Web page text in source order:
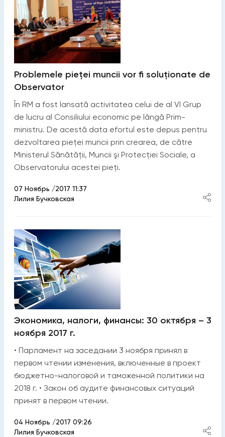
Problemele pieţei muncii vor fi soluţionate de
Observator
În RM a fost lansată activitatea celui de al VI Grup
de lucru al Consiliului economic pe lângă Prim-
ministru. De acestă data efortul este depus pentru
dezvoltarea pieţei muncii prin crearea, de către
Ministerul Sănătăţii, Muncii şi Protecţiei Sociale, a
Observatorului acestei pieţi.
07 Ноябрь /2017 11:37
Лилия Бучковская
Экономика, налоги, финансы: 30 октября – 3
ноября 2017 г.
• Парламент на заседании 3 ноября принял в
первом чтении изменения, включенные в проект
бюджетно-налоговой и таможенной политики на
2018 г. • Закон об аудите финансовых ситуаций
принят в первом чтении.
04 Ноябрь /2017 09:26
Лилия Бучковская